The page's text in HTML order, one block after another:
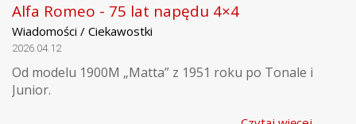
Alfa Romeo - 75 lat napędu 4×4
Wiadomości / Ciekawostki
2026.04.12
Od modelu 1900M „Matta” z 1951 roku po Tonale i
Junior.